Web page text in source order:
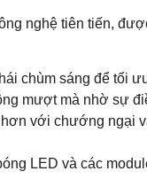
nghệ tiên tiến,
chùm sáng để tối
mượt mà nhờ sự
với chướng ngại
LED và các